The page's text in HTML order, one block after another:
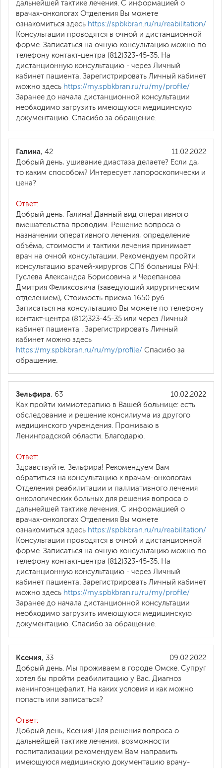
дальнейшей тактике лечения. С информацией о
врачах-онкологах Отделения Вы можете
ознакомиться здесь https://spbkbran.ru/ru/reabilitation/
Консультации проводятся в очной и дистанционной
форме. Записаться на очную консультацию можно по
телефону контакт-центра (812)323-45-35. На
дистанционную консультацию - через Личный
кабинет пациента. Зарегистрировать Личный кабинет
можно здесь https://my.spbkbran.ru/ru/my/profile/
Заранее до начала дистанционной консультации
необходимо загрузить имеющуюся медицинскую
документацию. Спасибо за обращение.
11.02.2022
Галина, 42
Добрый день, ушивание диастаза делаете? Если да,
то каким способом? Интересует лапороскопически и
цена?
Ответ:
Добрый день, Галина! Данный вид оперативного
вмешательства проводим. Решение вопроса о
назначении оперативного лечения, определение
объёма, стоимости и тактики лечения принимает
врач на очной консультации. Рекомендуем пройти
консультацию врачей-хирургов СПб больницы РАН:
Гуслева Александра Борисовича и Черепанова
Дмитрия Феликсовича (заведующий хирургическим
отделением), Стоимость приема 1650 руб.
Записаться на консультацию Вы можете по телефону
контакт-центра (812)323-45-35 или через Личный
кабинет пациента . Зарегистрировать Личный
кабинет можно здесь
https://my.spbkbran.ru/ru/my/profile/ Спасибо за
обращение.
10.02.2022
Зельфира, 63
Как пройти химиотерапию в Вашей больнице: есть
обследование и решение консилиума из другого
медицинского учреждения. Проживаю в
Ленинградской области. Благодарю.
Ответ:
Здравствуйте, Зельфира! Рекомендуем Вам
обратиться на консультацию к врачам-онкологам
Отделения реабилитации и паллиативного лечения
онкологических больных для решения вопроса о
дальнейшей тактике лечения. С информацией о
врачах-онкологах Отделения Вы можете
ознакомиться здесь https://spbkbran.ru/ru/reabilitation/
Консультации проводятся в очной и дистанционной
форме. Записаться на очную консультацию можно по
телефону контакт-центра (812)323-45-35. На
дистанционную консультацию - через Личный
кабинет пациента. Зарегистрировать Личный кабинет
можно здесь https://my.spbkbran.ru/ru/my/profile/
Заранее до начала дистанционной консультации
необходимо загрузить имеющуюся медицинскую
документацию. Спасибо за обращение.
09.02.2022
Ксения, 33
Добрый день. Мы проживаем в городе Омске. Супруг
хотел бы пройти реабилитацию у Вас. Диагноз
менингоэнцефалит. На каких условия и как можно
попасть или записаться?
Ответ:
Добрый день, Ксения! Для решения вопроса о
дальнейшей тактике лечения, возможности
госпитализации рекомендуем Вам направить
имеющуюся медицинскую документацию врачу-